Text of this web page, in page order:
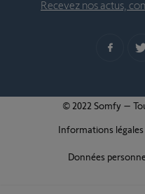
Recevez nos actus,
© 2022 Somfy –
Informations légales
Données